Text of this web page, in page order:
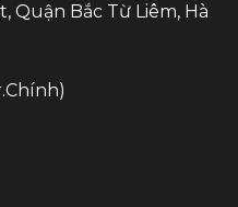
Quận Bắc Từ Liêm, Hà